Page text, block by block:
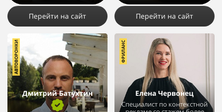
Перейти на сайт Перейти на сайт
Дмитрий Батухтин
АВТОВОРОНКИ
Елена Червонец
Специалист по контекстной
ФРИЛАНС